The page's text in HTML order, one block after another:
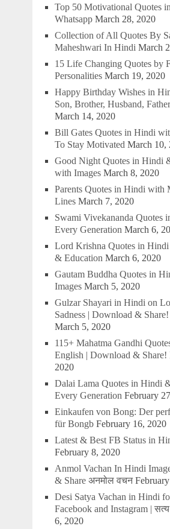
Top 50 Motivational Quotes
Whatsapp March 28, 2020
Collection of All Quotes By
Maheshwari In Hindi March
15 Life Changing Quotes by
Personalities March 19, 2020
Happy Birthday Wishes in
Son, Brother, Husband,
March 14, 2020
Bill Gates Quotes in Hindi
To Stay Motivated March 10,
Good Night Quotes in Hindi
with Images March 8, 2020
Parents Quotes in Hindi with
Lines March 7, 2020
Swami Vivekananda Quotes
Every Generation March 6,
Lord Krishna Quotes in
& Education March 6, 2020
Gautam Buddha Quotes in
Images March 5, 2020
Gulzar Shayari in Hindi on
Sadness | Download & Share!
March 5, 2020
115+ Mahatma Gandhi
English | Download & Share!
2020
Dalai Lama Quotes in Hindi
Every Generation February
Einkaufen von Bong: Der
für Bongb February 16, 2020
Latest & Best FB Status in
February 8, 2020
Anmol Vachan In Hindi
& Share अनमोल वचन
Desi Satya Vachan in Hindi
Facebook and Instagram |
6, 2020